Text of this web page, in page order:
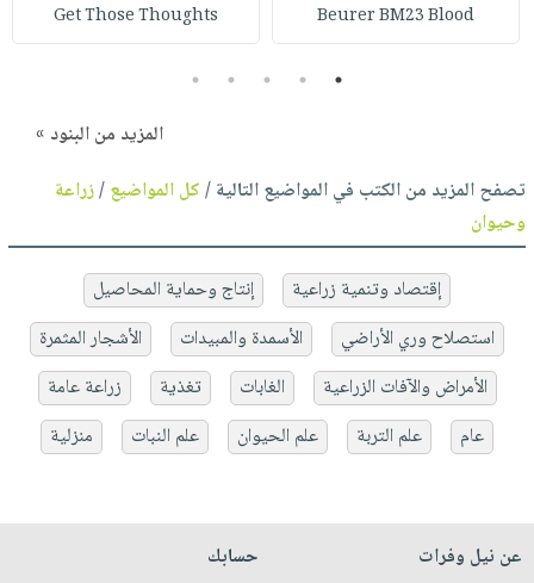
Beurer BM23 Blood
Get Those Thoughts
1
2
3
4
5
المزيد من البنود »
تصفح المزيد من الكتب في المواضيع التالية /كل المواضيع/زراعة
وحيوان
إقتصاد وتنمية زراعية
إنتاج وحماية المحاصيل
استصلاح وري الأراضي
الأسمدة والمبيدات
الأشجار المثمرة
الأمراض والآفات الزراعية
الغابات تغذية
زراعة عامة
عام
علم التربة علم الحيوان علم النبات منزلية
عن نيل وفرات
حسابك